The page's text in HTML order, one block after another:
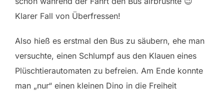
Klarer Fall von Überfressen!
Also hieß es erstmal den Bus zu säubern, ehe man
versuchte, einen Schlumpf aus den Klauen eines
Plüschtierautomaten zu befreien. Am Ende konnte
man „nur“ einen kleinen Dino in die Freiheit